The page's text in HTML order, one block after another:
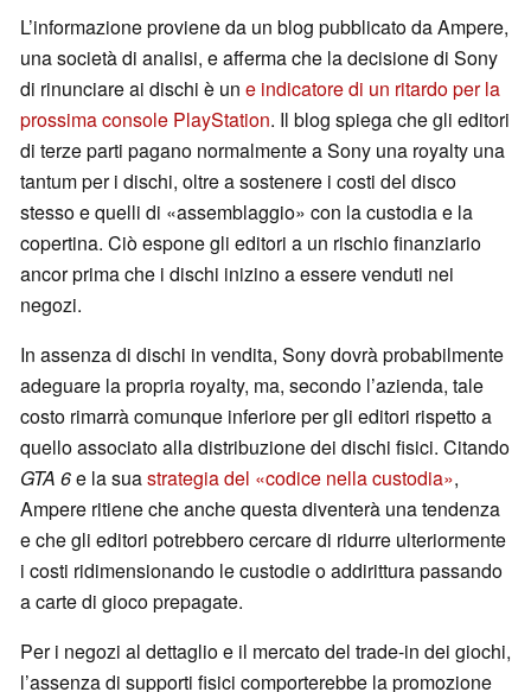
L’informazione proviene da un blog pubblicato da Ampere,
una società di analisi, e afferma che la decisione di Sony
di rinunciare ai dischi è un e indicatore di un ritardo per la
prossima console PlayStation. Il blog spiega che gli editori
di terze parti pagano normalmente a Sony una royalty una
tantum per i dischi, oltre a sostenere i costi del disco
stesso e quelli di «assemblaggio» con la custodia e la
copertina. Ciò espone gli editori a un rischio finanziario
ancor prima che i dischi inizino a essere venduti nei
negozi.
In assenza di dischi in vendita, Sony dovrà probabilmente
adeguare la propria royalty, ma, secondo l’azienda, tale
costo rimarrà comunque inferiore per gli editori rispetto a
quello associato alla distribuzione dei dischi fisici. Citando
GTA 6e la suastrategia del «codice nella custodia»,
Ampere ritiene che anche questa diventerà una tendenza
e che gli editori potrebbero cercare di ridurre ulteriormente
i costi ridimensionando le custodie o addirittura passando
a carte di gioco prepagate.
Per i negozi al dettaglio e il mercato del trade-in dei giochi,
l’assenza di supporti fisici comporterebbe la promozione